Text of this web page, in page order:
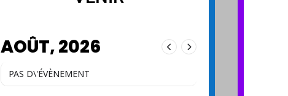
AOÛT, 2026
PAS D\'ÉVÈNEMENT